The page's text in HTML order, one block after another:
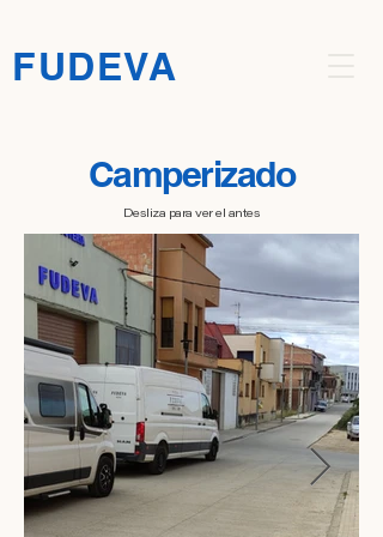
FUDEVA
Camperizado
Desliza para ver el antes